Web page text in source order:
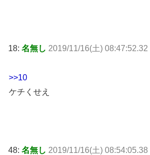
18: 名無し 2019/11/16(土)
>>10
ケチくせえ
48: 名無し 2019/11/16(土)